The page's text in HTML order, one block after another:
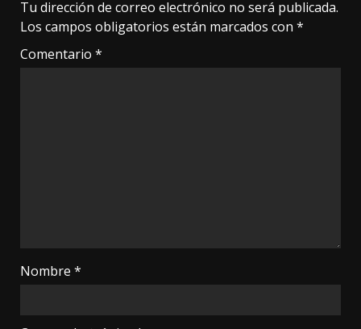
Tu dirección de correo electrónico no será publicada.
Los campos obligatorios están marcados con *
Comentario *
Nombre *